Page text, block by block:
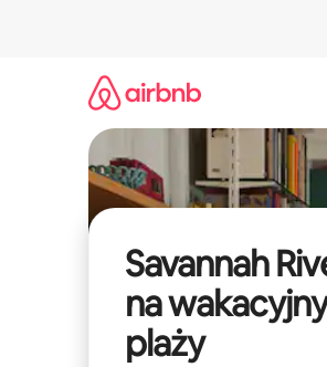
Savannah
na
plaży